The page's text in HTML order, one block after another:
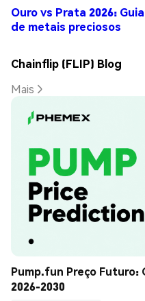
Ouro vs Prata 2026:
de metais preciosos
Chainflip (FLIP) Blog
Mais
Pump.fun Preço Futuro:
2026-2030